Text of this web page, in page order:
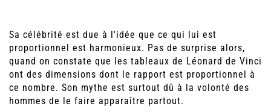
Sa célébrité est due à l'idée que ce qui lui est
proportionnel est harmonieux. Pas de surprise alors,
quand on constate que les tableaux de Léonard de Vinci
ont des dimensions dont le rapport est proportionnel à
ce nombre. Son mythe est surtout dû à la volonté des
hommes de le faire apparaître partout.